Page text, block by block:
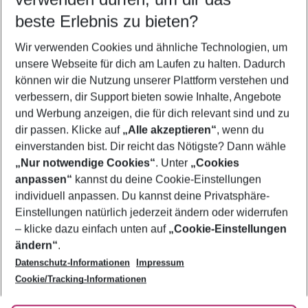
5-8 Nächte
2 Erwachsene Keine Kinder
Mehr Filter anzeigen
Footer
Footer navigation
Über uns
AGB
Bestpreisgarantie
Cookie-Einstellungen ändern
Cookie-Richtlinie
Agenturbetreuung
Barrierefreies Reisen
Folge uns
beste Erlebnis zu bieten?
Wir verwenden Cookies und ähnliche Technologien, um
unsere Webseite für dich am Laufen zu halten. Dadurch
können wir die Nutzung unserer Plattform verstehen und
verbessern, dir Support bieten sowie Inhalte, Angebote
und Werbung anzeigen, die für dich relevant sind und zu
dir passen. Klicke auf „Alle akzeptieren“, wenn du
einverstanden bist. Dir reicht das Nötigste? Dann wähle
„Nur notwendige Cookies“. Unter „Cookies
anpassen“ kannst du deine Cookie-Einstellungen
individuell anpassen. Du kannst deine Privatsphäre-
Einstellungen natürlich jederzeit ändern oder widerrufen
– klicke dazu einfach unten auf „Cookie-Einstellungen
ändern“.
Datenschutz-Informationen
Impressum
Cookie/Tracking-Informationen